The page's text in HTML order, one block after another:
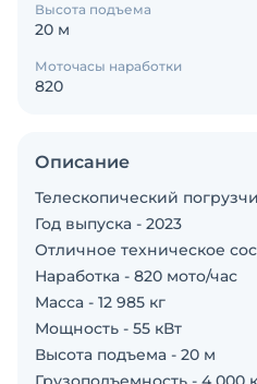
Высота подъема
20 м
Моточасы наработки
820
Описание
Телескопический
Год выпуска - 2023
Отличное техническое
Наработка - 820 мото/час
Масса - 12 985 кг
Мощность - 55 кВт
Высота подъема - 20 м